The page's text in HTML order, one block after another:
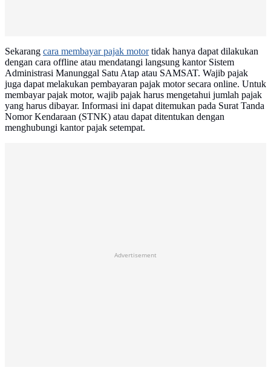
Sekarang cara membayar pajak motortidak hanya dapat dilakukan
dengan cara offline atau mendatangi langsung kantor Sistem
Administrasi Manunggal Satu Atap atau SAMSAT. Wajib pajak
juga dapat melakukan pembayaran pajak motor secara online. Untuk
membayar pajak motor, wajib pajak harus mengetahui jumlah pajak
yang harus dibayar. Informasi ini dapat ditemukan pada Surat Tanda
Nomor Kendaraan (STNK) atau dapat ditentukan dengan
menghubungi kantor pajak setempat.
Advertisement